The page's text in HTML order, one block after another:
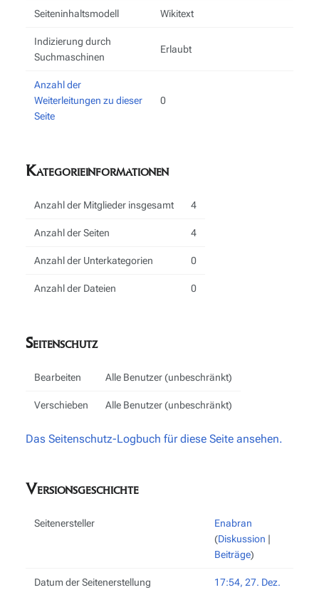
Seiteninhaltsmodell Wikitext
Indizierung durch
Suchmaschinen
Erlaubt
Anzahl der
Weiterleitungen zu dieser
Seite
0
Kategorieinformationen
Anzahl der Mitglieder insgesamt 4
Anzahl der Seiten 4
Anzahl der Unterkategorien 0
Anzahl der Dateien 0
Seitenschutz
Bearbeiten Alle Benutzer (unbeschränkt)
Verschieben Alle Benutzer (unbeschränkt)
Das Seitenschutz-Logbuch für diese Seite ansehen.
Versionsgeschichte
Seitenersteller
Enabran
(Diskussion |
Beiträge)
Datum der Seitenerstellung
17:54, 27. Dez.